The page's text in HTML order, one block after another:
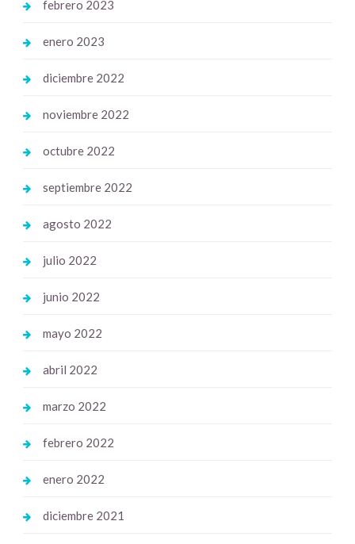
febrero 2023
enero 2023
diciembre 2022
noviembre 2022
octubre 2022
septiembre 2022
agosto 2022
julio 2022
junio 2022
mayo 2022
abril 2022
marzo 2022
febrero 2022
enero 2022
diciembre 2021